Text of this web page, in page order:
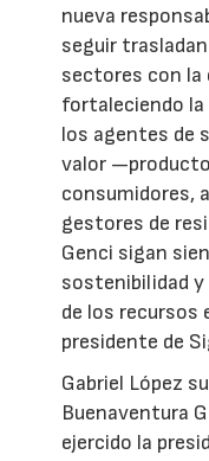
nueva
seguir
sectores con la
fortaleciendo
los agentes de
valor
consumidores,
gestores de
Genci sigan
sostenibilidad
de los recursos
presidente de
Gabriel López
Buenaventura
ejercido la